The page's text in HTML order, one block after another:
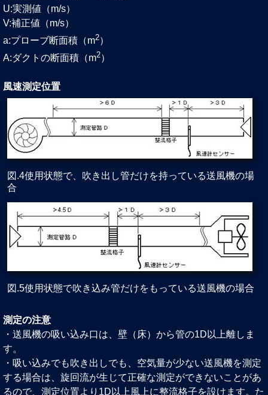
U:実測値（m/s）
V:補正値（m/s）
a:プローブ断面積（m2）
A:ダクトの断面積（m2）
風速測定位置
図.4使用状態で、吹き出し管だけを持っている送風機の場
合
図.5使用状態で吹き込み管だけをもっている送風機の場合
測定の注意
・送風機の吸い込み口は、壁（床）から管の1D以上離しま
す。
・吸い込みでも吹き出しでも、空気量が少ない送風機を測定
する場合は、旋回流が生じて正確な測定ができないことがあ
るので、測定位置より1D以上風上に整流格子を設けます。た